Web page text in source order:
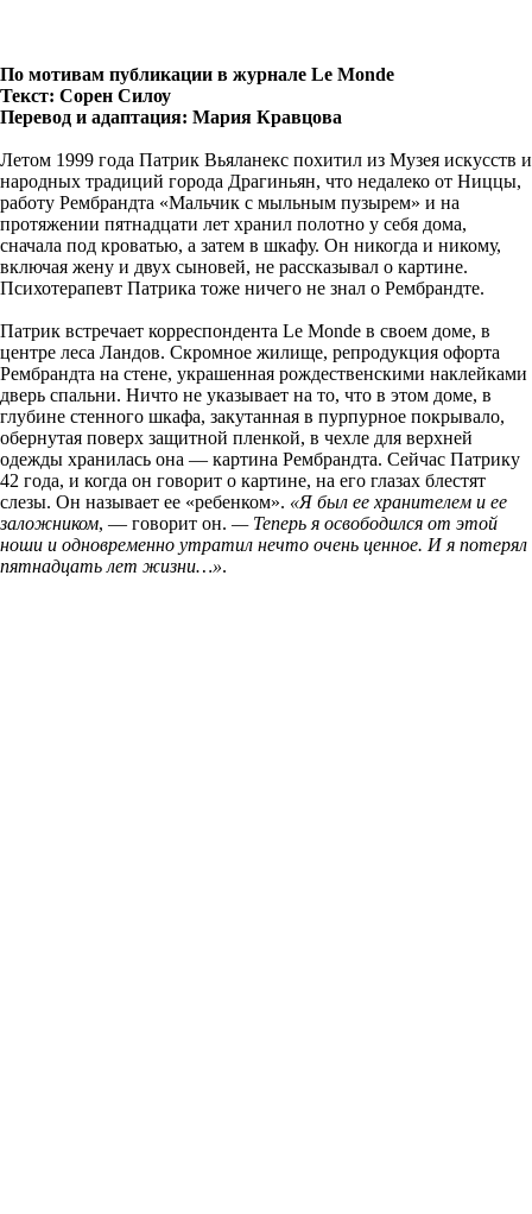
По мотивам публикации в журнале Le Monde
Текст: Сорен Силоу
Перевод и адаптация: Мария Кравцова
Летом 1999 года Патрик Вьяланекс похитил из Музея искусств и
народных традиций города Драгиньян, что недалеко от Ниццы,
работу Рембрандта «Мальчик с мыльным пузырем» и на
протяжении пятнадцати лет хранил полотно у себя дома,
сначала под кроватью, а затем в шкафу. Он никогда и никому,
включая жену и двух сыновей, не рассказывал о картине.
Психотерапевт Патрика тоже ничего не знал о Рембрандте.
Патрик встречает корреспондента Le Monde в своем доме, в
центре леса Ландов. Скромное жилище, репродукция офорта
Рембрандта на стене, украшенная рождественскими наклейками
дверь спальни. Ничто не указывает на то, что в этом доме, в
глубине стенного шкафа, закутанная в пурпурное покрывало,
обернутая поверх защитной пленкой, в чехле для верхней
одежды хранилась она — картина Рембрандта. Сейчас Патрику
42 года, и когда он говорит о картине, на его глазах блестят
слезы. Он называет ее «ребенком». «Я был ее хранителем и ее
заложником, — говорит он. — Теперь я освободился от этой
ноши и одновременно утратил нечто очень ценное. И я потерял
пятнадцать лет жизни…».